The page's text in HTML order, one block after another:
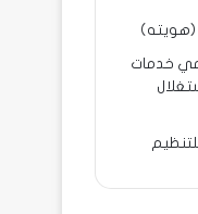
(هويته)
مقدمي خدمات